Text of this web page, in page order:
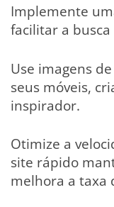
Implemente
facilitar a
Use imagens
seus móveis,
inspirador.
Otimize a
site rápido
melhora a taxa